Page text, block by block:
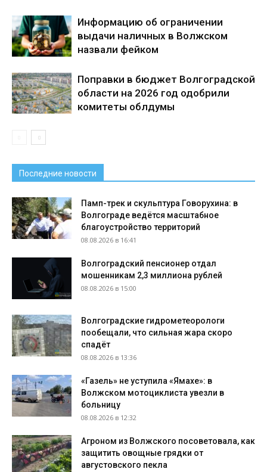
Информацию об ограничении
выдачи наличных в Волжском
назвали фейком
Поправки в бюджет Волгоградской
области на 2026 год одобрили
комитеты облдумы
Последние новости
Памп-трек и скульптура Говорухина: в
Волгограде ведётся масштабное
благоустройство территорий
08.08.2026 в 16:41
Волгоградский пенсионер отдал
мошенникам 2,3 миллиона рублей
08.08.2026 в 15:00
Волгоградские гидрометеорологи
пообещали, что сильная жара скоро
спадёт
08.08.2026 в 13:36
«Газель» не уступила «Ямахе»: в
Волжском мотоциклиста увезли в
больницу
08.08.2026 в 12:32
Агроном из Волжского посоветовала, как
защитить овощные грядки от
августовского пекла